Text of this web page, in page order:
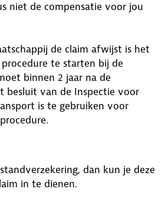
niet de compensatie voor jou
de claim afwijst is het
te starten bij de
binnen 2 jaar na de
besluit van de Inspectie voor
is te gebruiken voor
dan kun je deze
in te dienen.